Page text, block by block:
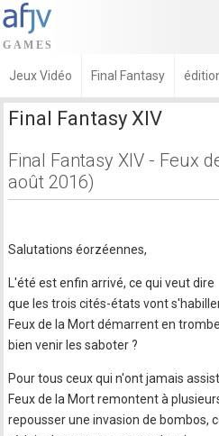
Jeux Vidéo Final Fantasy
Final Fantasy XIV
Final Fantasy XIV - Feux
août 2016)
Salutations éorzéennes,
L'été est enfin arrivé, ce qui veut dire
que les trois cités-états vont
Feux de la Mort démarrent en
bien venir les saboter ?
Pour tous ceux qui n'ont jamais
Feux de la Mort remontent à
repousser une invasion de bombos,